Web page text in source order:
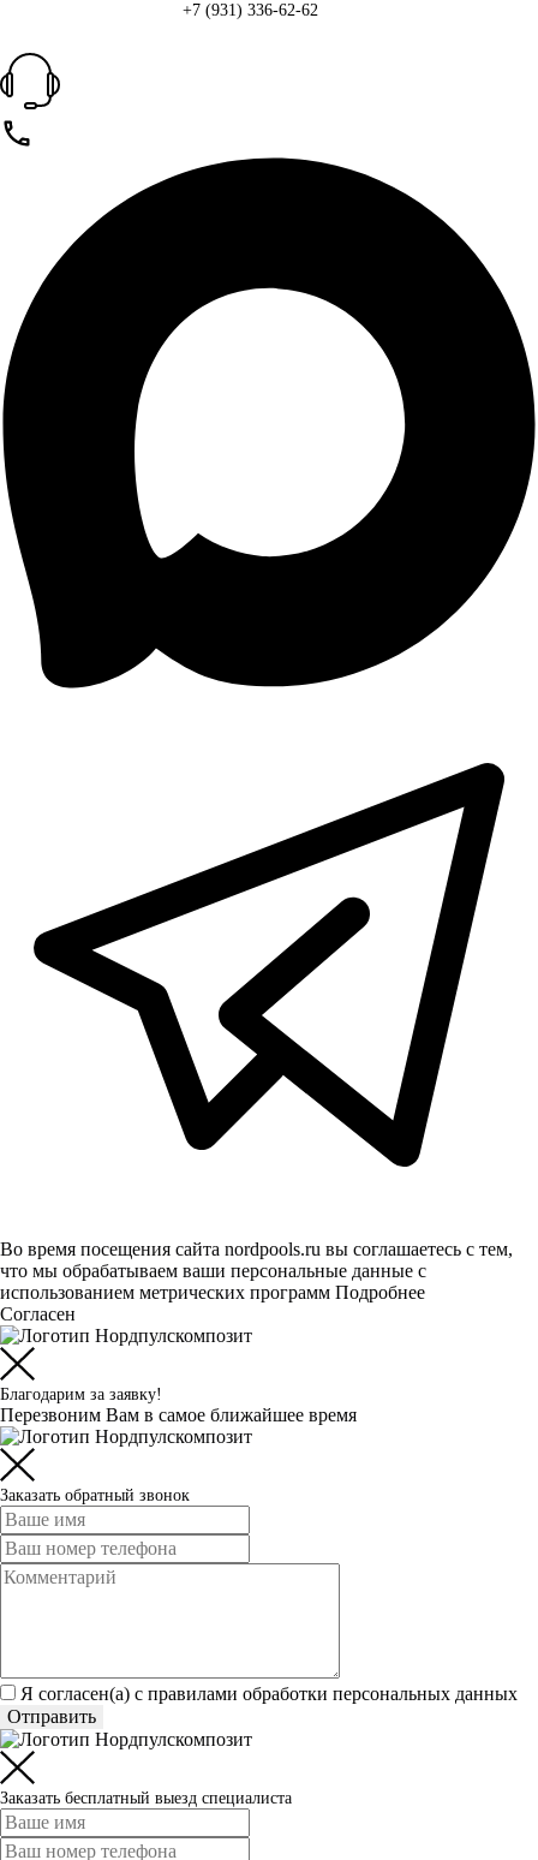
+7 (931) 336-62-62
Во время посещения сайта nordpools.ru вы соглашаетесь с тем,
что мы обрабатываем ваши персональные данные с
использованием метрических программ Подробнее
Согласен
Благодарим за заявку!
Перезвоним Вам в самое ближайшее время
Заказать обратный звонок
Я согласен(а) c правилами обработки персональных данных
Отправить
Заказать бесплатный выезд специалиста